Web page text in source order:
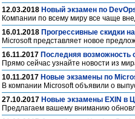
12.03.2018 Новый экзамен по
Компании по всему миру все чаще
16.01.2018 Прогрессивные скидки
Microsoft представляет новое
16.11.2017 Последняя возможность
Прямо сейчас узнайте новости из
10.11.2017 Новые экзамены по
В компании Microsoft объявили о
27.10.2017 Новые экзамены EXIN в
Предлагаем вашему вниманию